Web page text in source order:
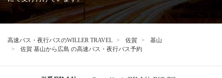
高速バス・夜行バスのWILLER TRAVEL 佐賀
基山
佐賀 基山から広島 の高速バス・夜行バス予約